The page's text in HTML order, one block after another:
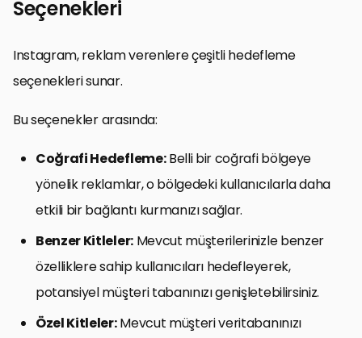
Seçenekleri
Instagram, reklam verenlere çeşitli hedefleme
seçenekleri sunar.
Bu seçenekler arasında:
Coğrafi Hedefleme:Belli bir coğrafi bölgeye
yönelik reklamlar, o bölgedeki kullanıcılarla daha
etkili bir bağlantı kurmanızı sağlar.
Benzer Kitleler:Mevcut müşterilerinizle benzer
özelliklere sahip kullanıcıları hedefleyerek,
potansiyel müşteri tabanınızı genişletebilirsiniz.
Özel Kitleler:Mevcut müşteri veritabanınızı